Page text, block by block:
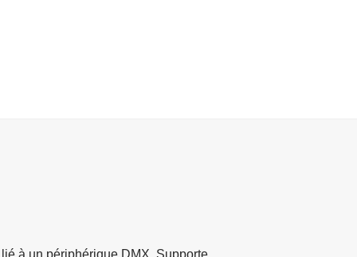
à un périphérique DMX. Supporte